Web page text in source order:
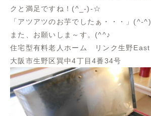
クと満足ですね！(^_-)-☆
「アツアツのお芋でしたぁ・・・」(^-^)
また、お願いしま～す。(^^♪
住宅型有料老人ホーム リンク生野East
大阪市生野区巽中4丁目4番34号